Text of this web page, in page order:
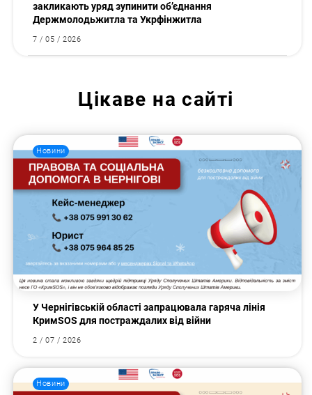
закликають уряд зупинити об’єднання
Держмолодьжитла та Укрфінжитла
7 / 05 / 2026
Цікаве на сайті
Новини
У Чернігівській області запрацювала гаряча лінія
КримSOS для постраждалих від війни
2 / 07 / 2026
Новини